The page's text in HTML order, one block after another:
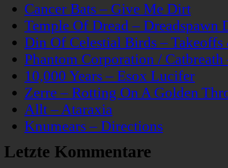
Cancer Bats – Give Me Dirt
Temple Of Dread – Dreadspawn
Din Of Celestial Birds –
Phantom Corporation /
10,000 Years – Esox Lucifer
Zerre – Rotting On A Golden
Allt – Ataraxia
Knumears – Directions
Letzte Kommentare